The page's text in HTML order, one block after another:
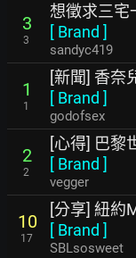
3
3
想徵求三宅
[ Brand ]
sandyc419
1
1
[新聞] 香奈
[ Brand ]
godofsex
2
2
[心得] 巴黎
[ Brand ]
vegger
10
17
[分享] 紐約
[ Brand ]
SBLsosweet